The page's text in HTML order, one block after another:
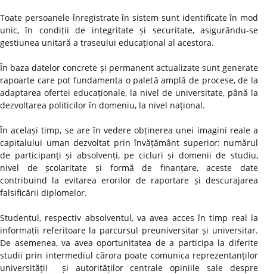
Toate persoanele înregistrate în sistem sunt identificate în mod
unic, în condiții de integritate și securitate, asigurându-se
gestiunea unitară a traseului educațional al acestora.
În baza datelor concrete și permanent actualizate sunt generate
rapoarte care pot fundamenta o paletă amplă de procese, de la
adaptarea ofertei educaționale, la nivel de universitate, până la
dezvoltarea politicilor în domeniu, la nivel național.
În același timp, se are în vedere obținerea unei imagini reale a
capitalului uman dezvoltat prin învățământ superior: numărul
de participanți și absolvenți, pe cicluri și domenii de studiu,
nivel de școlaritate și formă de finanțare, aceste date
contribuind la evitarea erorilor de raportare și descurajarea
falsificării diplomelor.
Studentul, respectiv absolventul, va avea acces în timp real la
informații referitoare la parcursul preuniversitar și universitar.
De asemenea, va avea oportunitatea de a participa la diferite
studii prin intermediul cărora poate comunica reprezentanților
universității și autorităților centrale opiniile sale despre